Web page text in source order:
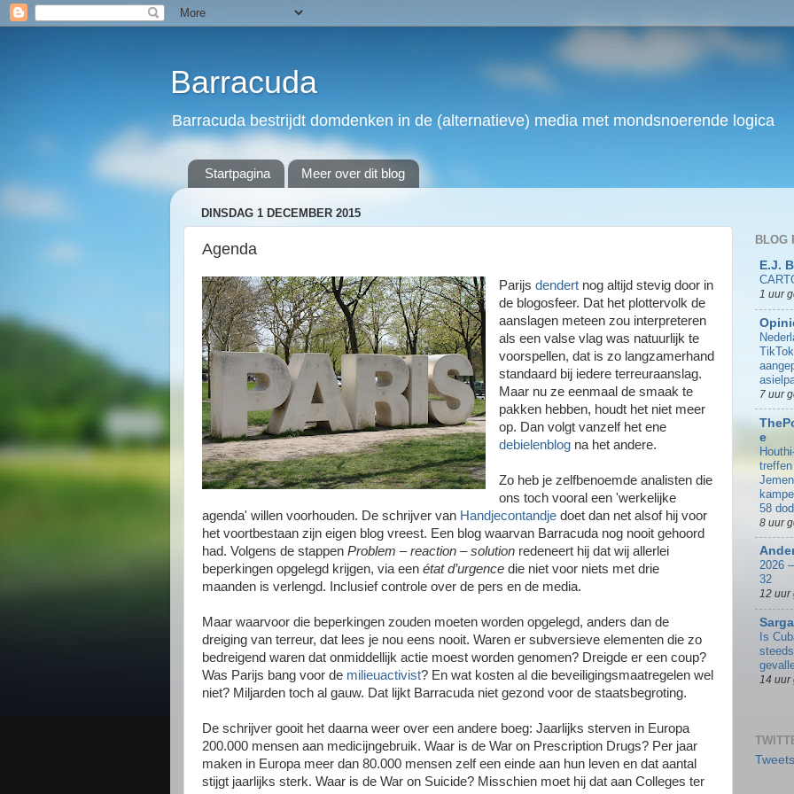
Barracuda
Barracuda bestrijdt domdenken in de (alternatieve) media met mondsnoerende logica
Startpagina Meer over dit blog
DINSDAG 1 DECEMBER 2015
Agenda
Parijs dendertnog altijd stevig door in
de blogosfeer. Dat het plottervolk de
aanslagen meteen zou interpreteren
als een valse vlag was natuurlijk te
voorspellen, dat is zo langzamerhand
standaard bij iedere terreuraanslag.
Maar nu ze eenmaal de smaak te
pakken hebben, houdt het niet meer
op. Dan volgt vanzelf het ene
debielenblogna het andere.
Zo heb je zelfbenoemde analisten die
ons toch vooral een 'werkelijke
agenda' willen voorhouden. De schrijver van Handjecontandje doet dan net alsof hij voor
het voortbestaan zijn eigen blog vreest. Een blog waarvan Barracuda nog nooit gehoord
had. Volgens de stappen Problem – reaction – solution redeneert hij dat wij allerlei
beperkingen opgelegd krijgen, via een état d’urgence die niet voor niets met drie
maanden is verlengd. Inclusief controle over de pers en de media.
Maar waarvoor die beperkingen zouden moeten worden opgelegd, anders dan de
dreiging van terreur, dat lees je nou eens nooit. Waren er subversieve elementen die zo
bedreigend waren dat onmiddellijk actie moest worden genomen? Dreigde er een coup?
Was Parijs bang voor de milieuactivist? En wat kosten al die beveiligingsmaatregelen wel
niet? Miljarden toch al gauw. Dat lijkt Barracuda niet gezond voor de staatsbegroting.
De schrijver gooit het daarna weer over een andere boeg: Jaarlijks sterven in Europa
200.000 mensen aan medicijngebruik. Waar is de War on Prescription Drugs? Per jaar
maken in Europa meer dan 80.000 mensen zelf een einde aan hun leven en dat aantal
stijgt jaarlijks sterk. Waar is de War on Suicide? Misschien moet hij dat aan Colleges ter
BLOG
E.J.
1 uur
TikTok
7 uur
e
treffen
58
8 uur
2026
32
12 uur
Is
14 uur